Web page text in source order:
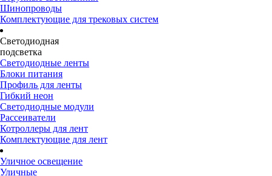
Шинопроводы
Комплектующие для трековых систем
Светодиодная
подсветка
Светодиодные ленты
Блоки питания
Профиль для ленты
Гибкий неон
Светодиодные модули
Рассеиватели
Котроллеры для лент
Комплектующие для лент
Уличное освещение
Уличные